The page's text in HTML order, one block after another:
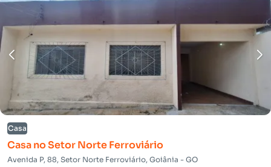
Casa
Casa no Setor Norte Ferroviário
Avenida P, 88, Setor Norte Ferroviário, Goiânia - GO